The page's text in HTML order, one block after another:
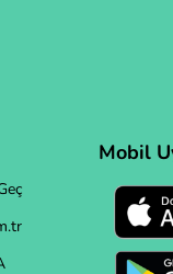
Mobil